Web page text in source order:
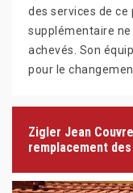
des services de
supplémentaire
achevés. Son
pour le
Zigler Jean
remplacement